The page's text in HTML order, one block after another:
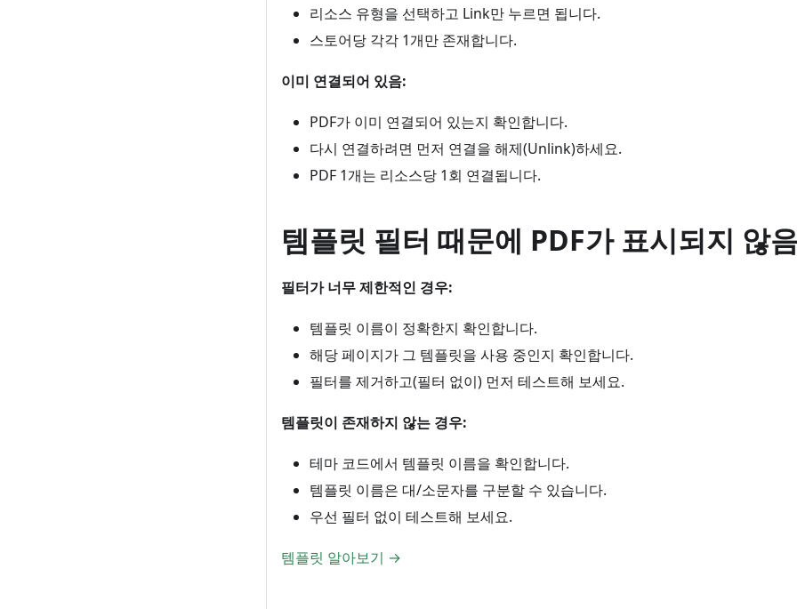
리소스 유형을 선택하고 Link만 누르면 됩니다.
스토어당 각각 1개만 존재합니다.
이미 연결되어 있음:
PDF가 이미 연결되어 있는지 확인합니다.
다시 연결하려면 먼저 연결을 해제(Unlink)하세요.
PDF 1개는 리소스당 1회 연결됩니다.
템플릿 필터 때문에 PDF가 표시되지 않
필터가 너무 제한적인 경우:
템플릿 이름이 정확한지 확인합니다.
해당 페이지가 그 템플릿을 사용 중인지 확인합니다.
필터를 제거하고(필터 없이) 먼저 테스트해 보세요.
템플릿이 존재하지 않는 경우:
테마 코드에서 템플릿 이름을 확인합니다.
템플릿 이름은 대/소문자를 구분할 수 있습니다.
우선 필터 없이 테스트해 보세요.
템플릿 알아보기 →